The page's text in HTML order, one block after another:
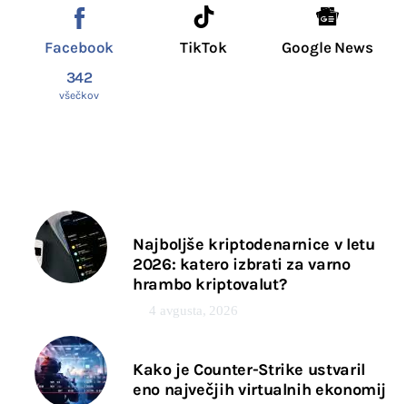
Facebook
342
všečkov
TikTok Google News
Najboljše kriptodenarnice v letu
2026: katero izbrati za varno
hrambo kriptovalut?
4 avgusta, 2026
Kako je Counter-Strike ustvaril
eno največjih virtualnih ekonomij